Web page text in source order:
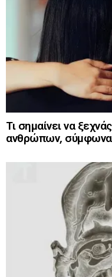
Τι σημαίνει να
ανθρώπων, σύμφωνα